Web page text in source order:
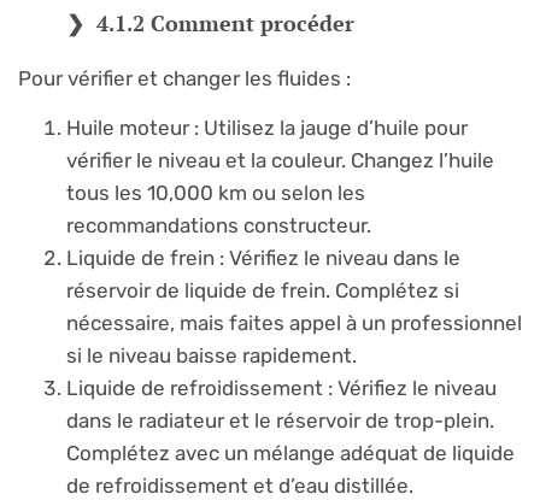
4.1.2 Comment procéder
Pour vérifier et changer les fluides :
Huile moteur : Utilisez la jauge d’huile pour
vérifier le niveau et la couleur. Changez l’huile
tous les 10,000 km ou selon les
recommandations constructeur.
Liquide de frein : Vérifiez le niveau dans le
réservoir de liquide de frein. Complétez si
nécessaire, mais faites appel à un professionnel
si le niveau baisse rapidement.
Liquide de refroidissement : Vérifiez le niveau
dans le radiateur et le réservoir de trop-plein.
Complétez avec un mélange adéquat de liquide
de refroidissement et d’eau distillée.